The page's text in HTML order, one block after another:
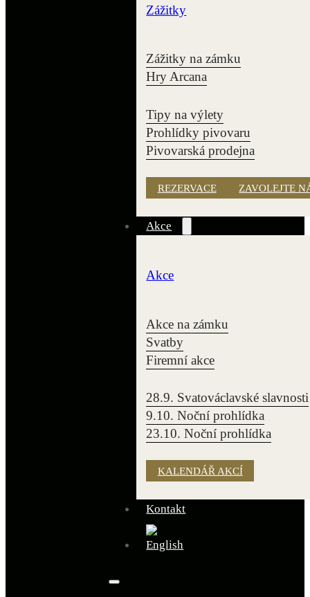
Zážitky
Zážitky na zámku
Hry Arcana
Tipy na výlety
Prohlídky pivovaru
Pivovarská prodejna
REZERVACE ZAVOLEJTE
Akce
Akce
Akce na zámku
Svatby
Firemní akce
28.9. Svatováclavské slavnosti
9.10. Noční prohlídka
23.10. Noční prohlídka
KALENDÁŘ AKCÍ
Kontakt